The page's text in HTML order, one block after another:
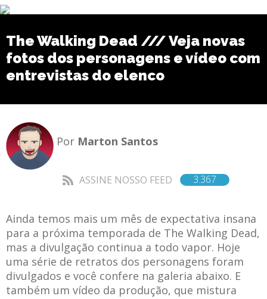
The Walking Dead /// Veja novas
fotos dos personagens e vídeo com
entrevistas do elenco
Por Marton Santos
ASSINE NOSSO FEED 3.367
Ainda temos mais um mês de expectativa insana
para a próxima temporada de The Walking Dead,
mas a divulgação continua a todo vapor. Hoje
uma série de retratos dos personagens foram
divulgados e você confere na galeria abaixo. E
também um vídeo da produção, que mistura